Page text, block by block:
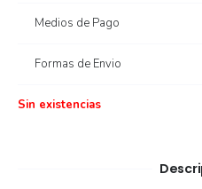
Medios de Pago
Formas de Envio
Sin existencias